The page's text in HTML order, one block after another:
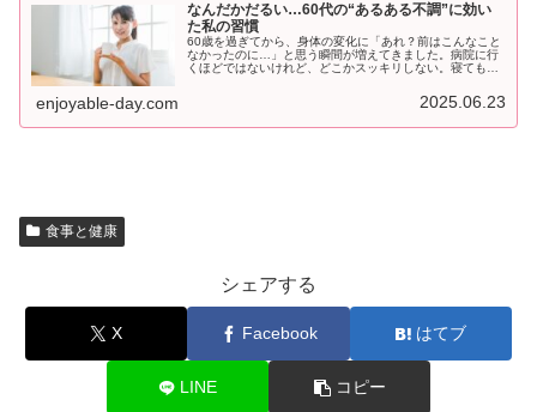
なんだかだるい…60代の“あるある不調”に効い
た私の習慣
60歳を過ぎてから、身体の変化に「あれ？前はこんなこと
なかったのに…」と思う瞬間が増えてきました。病院に行
くほどではないけれど、どこかスッキリしない。寝ても疲
enjoyable-day.com 2025.06.23
食事と健康
シェアする
X Facebook はてブ
LINE コピー